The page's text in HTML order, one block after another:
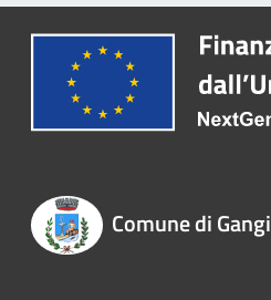
Comune di Gangi